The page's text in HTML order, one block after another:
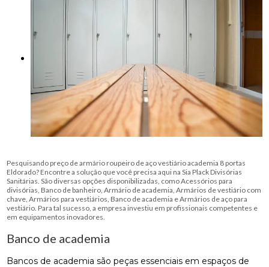
Pesquisando preço de armário roupeiro de aço vestiário academia 8 portas
Eldorado? Encontre a solução que você precisa aqui na Sia Plack Divisórias
Sanitárias. São diversas opções disponibilizadas, como Acessórios para
divisórias, Banco de banheiro, Armário de academia, Armários de vestiário com
chave, Armários para vestiários, Banco de academia e Armários de aço para
vestiário. Para tal sucesso, a empresa investiu em profissionais competentes e
em equipamentos inovadores.
Banco de academia
Bancos de academia são peças essenciais em espaços de